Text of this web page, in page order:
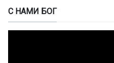
С НАМИ БОГ